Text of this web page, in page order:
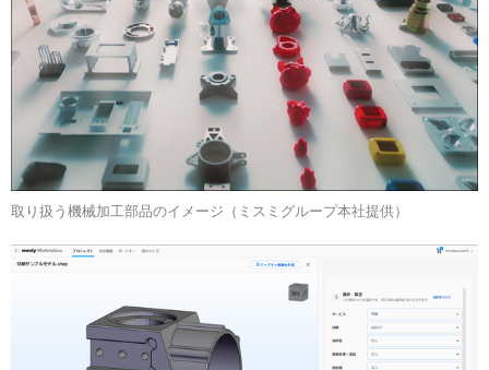
取り扱う機械加工部品のイメージ（ミスミグループ本社提供）